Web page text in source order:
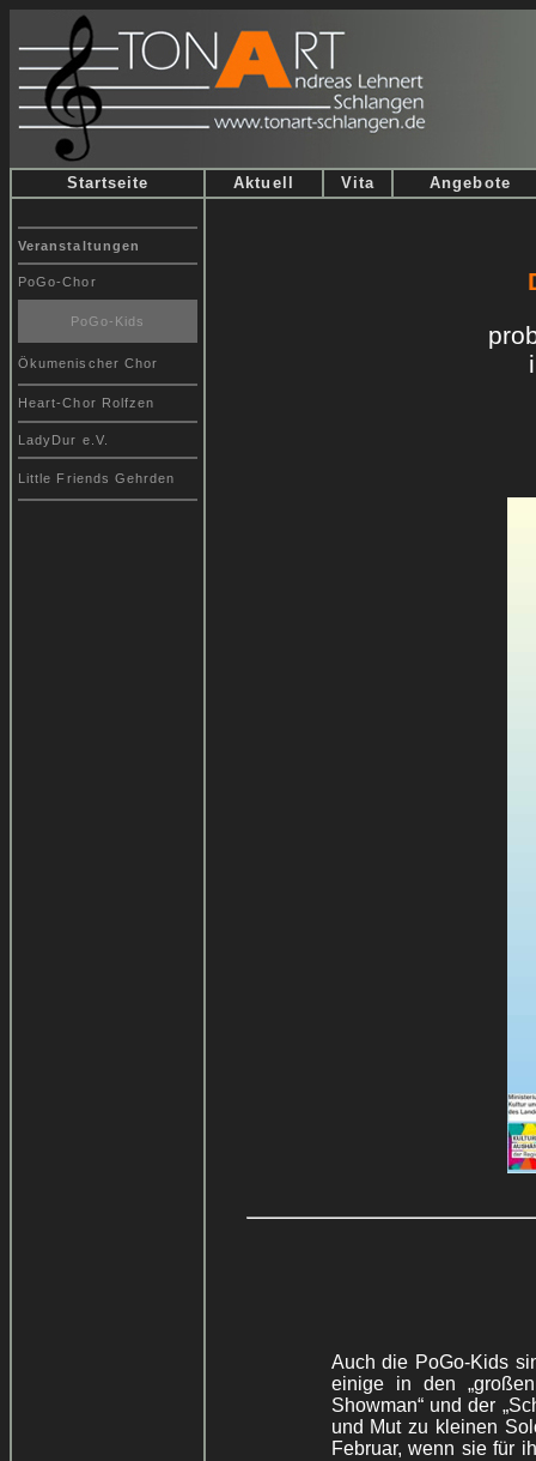
Startseite Aktuell Vita Angebote
Veranstaltungen
PoGo-Chor
PoGo-Kids
Ökumenischer Chor
Heart-Chor Rolfzen
LadyDur e.V.
Little Friends Gehrden
Auch die PoGo-Kids
einige in den
Showman“ und der
und Mut zu kleinen
Februar, wenn sie für